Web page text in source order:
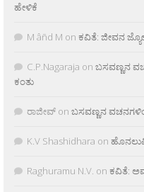
ಹೇಳಿಕೆ
M âñd M on ಕವಿತೆ: ಜೀವನ
C.P.Nagaraja on ಬಸವಣ್ಣನ
ಕಂತು
ರಾಜೀವ್ on ಬಸವಣ್ಣನ
K.V Shashidhara on
Raghuramu N.V. on ಕವಿತೆ: